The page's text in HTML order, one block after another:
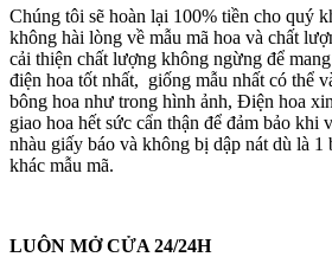
Chúng tôi sẽ hoàn lại 100% tiền cho quý
không hài lòng về mẫu mã hoa và chất
cải thiện chất lượng không ngừng để
điện hoa tốt nhất, giống mẫu nhất có thể
bông hoa như trong hình ảnh, Điện hoa
giao hoa hết sức cẩn thận để đảm bảo khi
nhàu giấy báo và không bị dập nát dù là 1
khác mẫu mã.
LUÔN MỞ CỬA 24/24H